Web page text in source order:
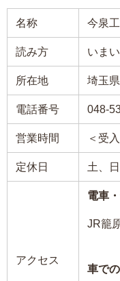
名称 今泉
読み方 いま
所在地 埼玉
電話番号 048-
営業時間 ＜受
定休日 土、
アクセス
電車
JR籠
車で